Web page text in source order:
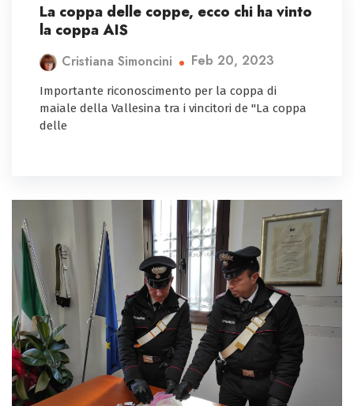
La coppa delle coppe, ecco chi ha vinto
la coppa AIS
Cristiana Simoncini Feb 20, 2023
Importante riconoscimento per la coppa di
maiale della Vallesina tra i vincitori de "La coppa
delle